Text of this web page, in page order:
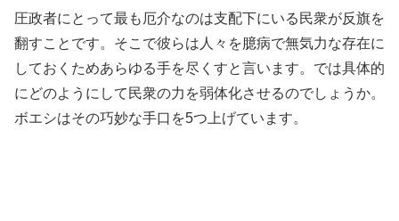
圧政者にとって最も厄介なのは支配下にいる民衆が反旗を
翻すことです。そこで彼らは人々を臆病で無気力な存在に
しておくためあらゆる手を尽くすと言います。では具体的
にどのようにして民衆の力を弱体化させるのでしょうか。
ボエシはその巧妙な手口を5つ上げています。